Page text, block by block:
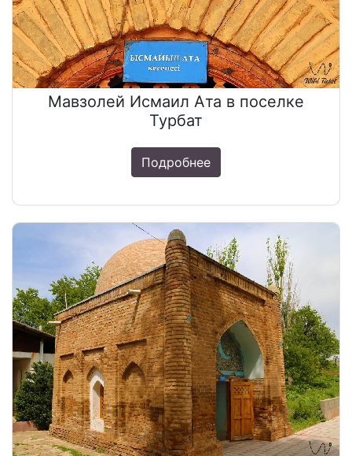
Мавзолей Исмаил Ата в поселке
Турбат
Подробнее